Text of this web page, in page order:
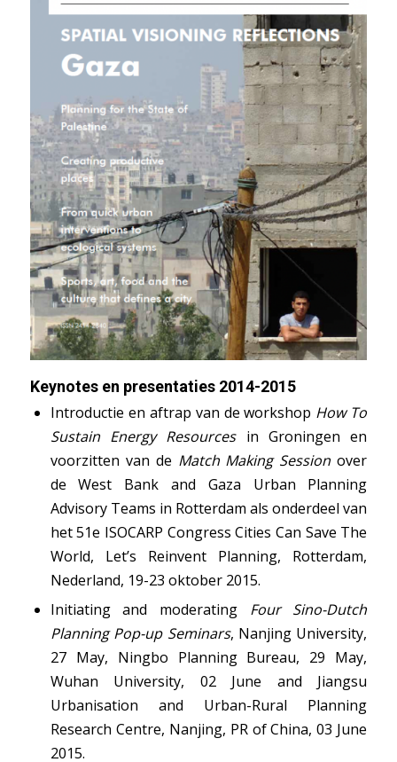
Keynotes en presentaties 2014-2015
Introductie en aftrap van de workshop How To
Sustain Energy Resourcesin Groningen en
voorzitten van de Match Making Sessionover
de West Bank and Gaza Urban Planning
Advisory Teams in Rotterdam als onderdeel van
het 51e ISOCARP Congress Cities Can Save The
World, Let’s Reinvent Planning, Rotterdam,
Nederland, 19-23 oktober 2015.
Initiating and moderating Four Sino-Dutch
Planning Pop-up Seminars, Nanjing University,
27 May, Ningbo Planning Bureau, 29 May,
Wuhan University, 02 June and Jiangsu
Urbanisation and Urban-Rural Planning
Research Centre, Nanjing, PR of China, 03 June
2015.